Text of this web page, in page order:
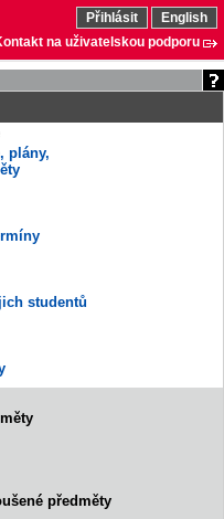
Přihlásit
English
na uživatelskou podporu
plány,
studentů
předměty